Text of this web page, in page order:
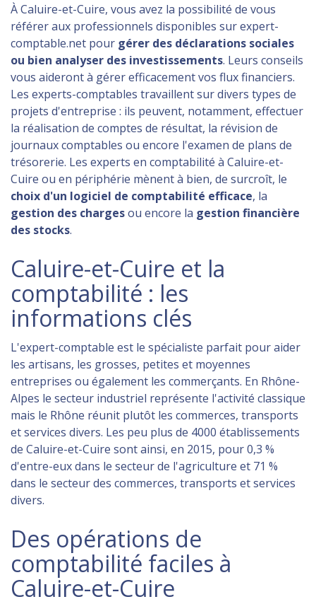
À Caluire-et-Cuire, vous avez la possibilité de vous
référer aux professionnels disponibles sur expert-
comptable.net pour gérer des déclarations sociales
ou bien analyser des investissements. Leurs conseils
vous aideront à gérer efficacement vos flux financiers.
Les experts-comptables travaillent sur divers types de
projets d'entreprise : ils peuvent, notamment, effectuer
la réalisation de comptes de résultat, la révision de
journaux comptables ou encore l'examen de plans de
trésorerie. Les experts en comptabilité à Caluire-et-
Cuire ou en périphérie mènent à bien, de surcroît, le
choix d'un logiciel de comptabilité efficace, la
gestion des chargesou encore la gestion financière
des stocks.
Caluire-et-Cuire et la
comptabilité : les
informations clés
L'expert-comptable est le spécialiste parfait pour aider
les artisans, les grosses, petites et moyennes
entreprises ou également les commerçants. En Rhône-
Alpes le secteur industriel représente l'activité classique
mais le Rhône réunit plutôt les commerces, transports
et services divers. Les peu plus de 4000 établissements
de Caluire-et-Cuire sont ainsi, en 2015, pour 0,3 %
d'entre-eux dans le secteur de l'agriculture et 71 %
dans le secteur des commerces, transports et services
divers.
Des opérations de
comptabilité faciles à
Caluire-et-Cuire